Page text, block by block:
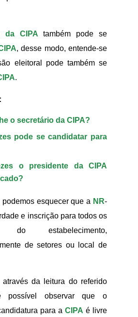
da CIPA também pode se
, desse modo, entende-se
eleitoral pode também se
.
o secretário da CIPA?
pode se candidatar para
o presidente da CIPA
esquecer que a NR-
e inscrição para todos os
do estabelecimento,
de setores ou local de
através da leitura do referido
possível observar que o
para a CIPA é livre